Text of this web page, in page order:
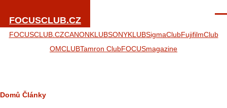
FOCUSCLUB.CZ
FOCUSCLUB.CZCANONKLUBSONYKLUBSigmaClubFujifilmClub
OMCLUBTamron ClubFOCUSmagazine
Drobečková
Domů Články